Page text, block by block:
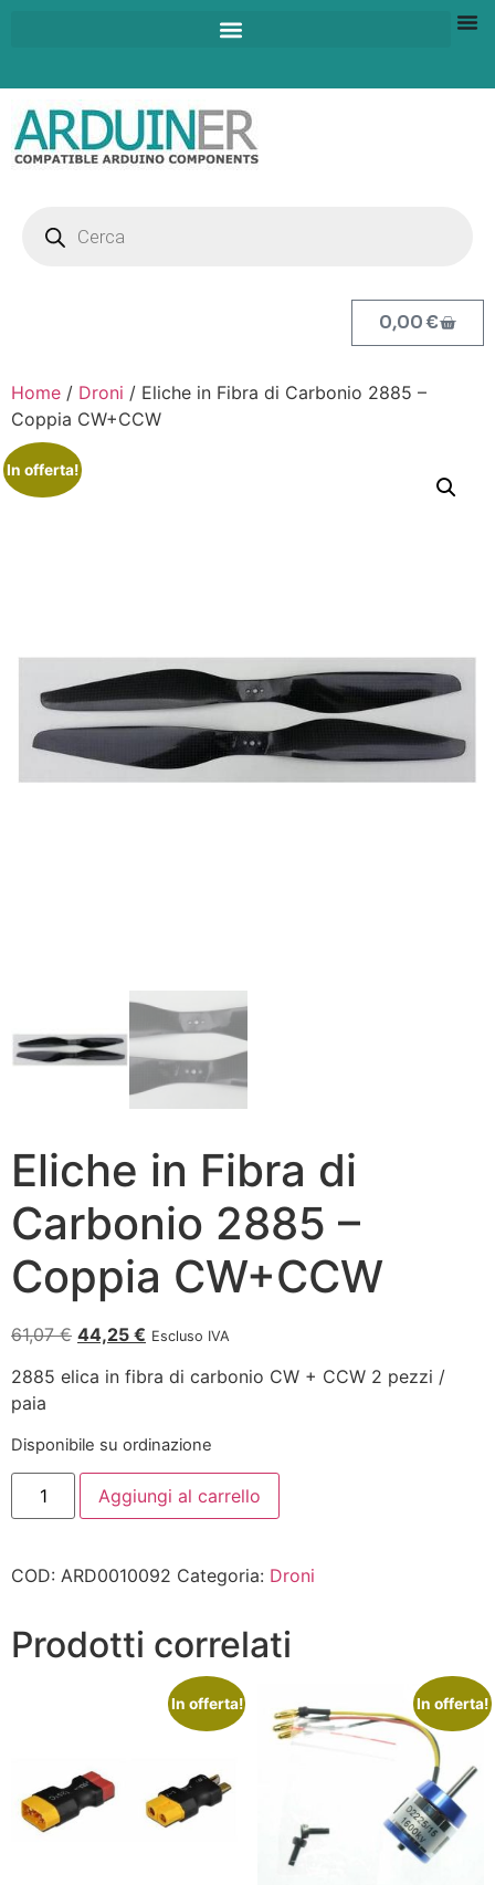
0,00€
Home / Droni / Eliche in Fibra di Carbonio 2885 –
Coppia CW+CCW
In offerta!
Eliche in Fibra di
Carbonio 2885 –
Coppia CW+CCW
61,07€ 44,25 € Escluso IVA
2885 elica in fibra di carbonio CW + CCW 2 pezzi /
paia
Disponibile su ordinazione
Aggiungi al carrello
COD: ARD0010092 Categoria: Droni
Prodotti correlati
In offerta! In offerta!